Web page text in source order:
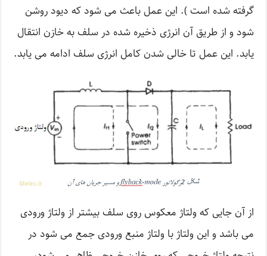
گرفته شده است ). این عمل باعث می شود که دیود روشن
شود و از طریق آن انرژی ذخیره شده در سلف به خازن انتقال
یابد. این عمل تا خالی شدن کامل انرژی سلف ادامه می یابد.
از آن جایی که ولتاژ معکوس روی سلف بیشتر از ولتاژ ورودی
می باشد و این ولتاژ با ولتاژ منبع ورودی جمع می شود در